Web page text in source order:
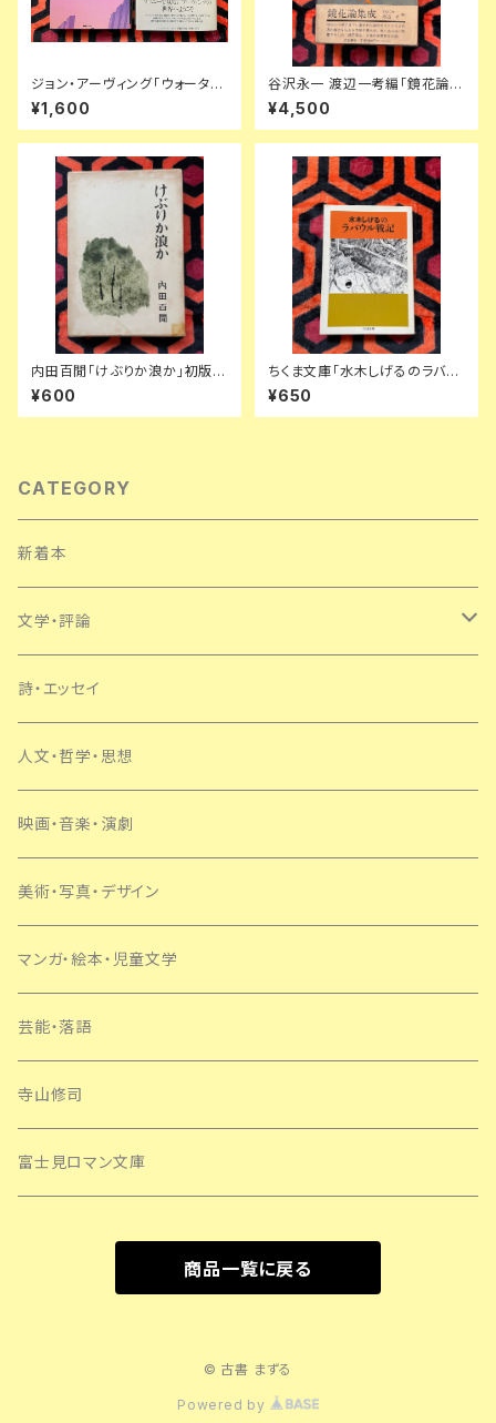
ジョン・アーヴィング「ウォーター
メソッドマンⅠⅡ」セット 初版 川
本三郎 柴田元幸 岸本佐和子訳
国書刊行会
¥1,600
谷沢永一 渡辺一考編「鏡花論集
成」初版 函入り 帯付き 装釘:前
川直 立風書房 三島由紀夫 澁澤
龍彦 鏑木清方
¥4,500
内田百閒「けぶりか浪か」初版
函入り 装幀:内田克已 新潮社
¥600
ちくま文庫「水木しげるのラバウ
ル戦記」筑摩書房
¥650
CATEGORY
新着本
文学・評論
日本
外国
SF・ミステリー
詩・エッセイ
人文・哲学・思想
映画・音楽・演劇
美術・写真・デザイン
マンガ・絵本・児童文学
芸能・落語
寺山修司
富士見ロマン文庫
商品一覧に戻る
© 古書 まずる
Powered by